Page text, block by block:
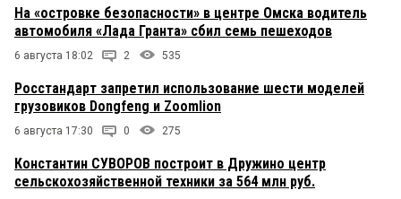
На «островке безопасности» в центре Омска водитель
автомобиля «Лада Гранта» сбил семь пешеходов
6 августа 18:02 2 535
Росстандарт запретил использование шести моделей
грузовиков Dongfeng и Zoomlion
6 августа 17:30 0 275
Константин СУВОРОВ построит в Дружино центр
сельскохозяйственной техники за 564 млн руб.